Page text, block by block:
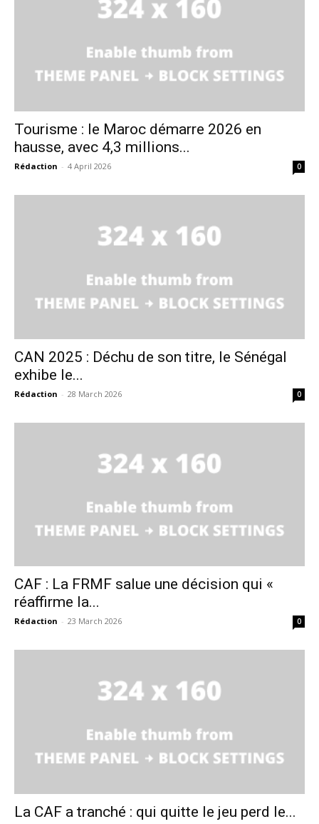
l'intelligence de
Tourisme : le Maroc démarre 2026 en
hausse, avec 4,3 millions...
Rédaction - 4 April 2026 0
CAN 2025 : Déchu de son titre, le Sénégal
exhibe le...
Rédaction - 28 March 2026 0
CAF : La FRMF salue une décision qui «
réaffirme la...
Rédaction - 23 March 2026 0
La CAF a tranché : qui quitte le jeu perd le...